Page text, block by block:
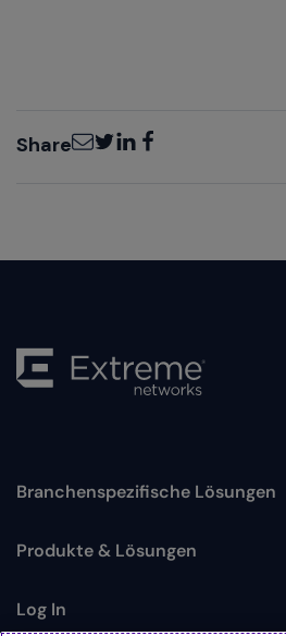
ShareEmailTwitter
LinkedInFacebook
Toggle
Branchenspezifische Lösungen
Toggle
Produkte & Lösungen
Toggle
Log In